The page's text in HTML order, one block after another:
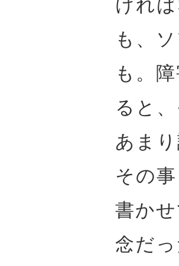
けれ
も、
も。
ると
あま
その
書か
念だ